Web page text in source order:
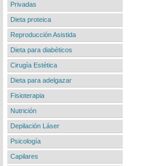
Privadas
Dieta proteica
Reproducción Asistida
Dieta para diabéticos
Cirugía Estética
Dieta para adelgazar
Fisioterapia
Nutrición
Depilación Láser
Psicología
Capilares